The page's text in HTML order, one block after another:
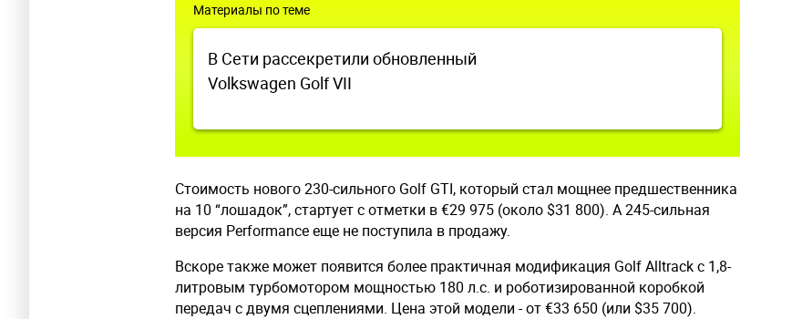
Материалы по теме
В Сети рассекретили обновленный
Volkswagen Golf VII
Стоимость нового 230-сильного Golf GTI, который стал мощнее предшественника
на 10 “лошадок”, стартует с отметки в €29 975 (около $31 800). А 245-сильная
версия Performance еще не поступила в продажу.
Вскоре также может появится более практичная модификация Golf Alltrack с 1,8-
литровым турбомотором мощностью 180 л.с. и роботизированной коробкой
передач с двумя сцеплениями. Цена этой модели - от €33 650 (или $35 700).